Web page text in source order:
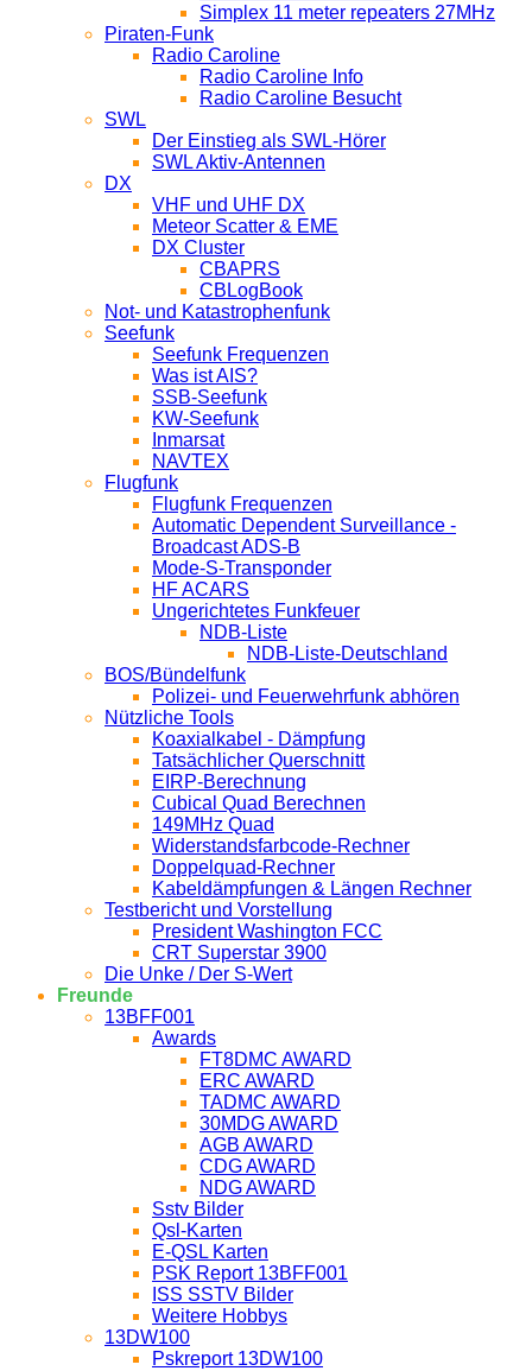
Simplex 11 meter repeaters 27MHz
Piraten-Funk
Radio Caroline
Radio Caroline Info
Radio Caroline Besucht
SWL
Der Einstieg als SWL-Hörer
SWL Aktiv-Antennen
DX
VHF und UHF DX
Meteor Scatter & EME
DX Cluster
CBAPRS
CBLogBook
Not- und Katastrophenfunk
Seefunk
Seefunk Frequenzen
Was ist AIS?
SSB-Seefunk
KW-Seefunk
In­mar­sat
NAV­TEX
Flugfunk
Flugfunk Frequenzen
Automatic Dependent Surveillance -
Broadcast ADS-B
Mode-S-Transponder
HF ACARS
Ungerichtetes Funkfeuer
NDB-Liste
NDB-Liste-Deutschland
BOS/Bündelfunk
Polizei- und Feuerwehrfunk abhören
Nützliche Tools
Koaxialkabel - Dämpfung
Tatsächlicher Querschnitt
EIRP-Berechnung
Cubical Quad Berechnen
149MHz Quad
Widerstandsfarbcode-Rechner
Doppelquad-Rechner
Kabeldämpfungen & Längen Rechner
Testbericht und Vorstellung
President Washington FCC
CRT Superstar 3900
Die Unke / Der S-Wert
Freunde
13BFF001
Awards
FT8DMC AWARD
ERC AWARD
TADMC AWARD
30MDG AWARD
AGB AWARD
CDG AWARD
NDG AWARD
Sstv Bilder
Qsl-Karten
E-QSL Karten
PSK Report 13BFF001
ISS SSTV Bilder
Weitere Hobbys
13DW100
Pskreport 13DW100